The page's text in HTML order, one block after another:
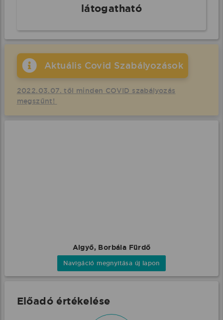
látogatható
Aktuális Covid Szabályozások
2022.03.07. től minden COVID szabályozás
megszűnt!
Algyő, Borbála Fürdő
Navigáció megnyitása új lapon
Előadó értékelése